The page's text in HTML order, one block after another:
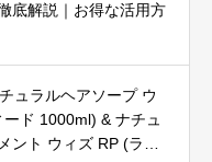
底解説｜お得な活用方
ュラルヘアソープ ウ
ド 1000ml) & ナチュ
ント ウィズ RP (ライ